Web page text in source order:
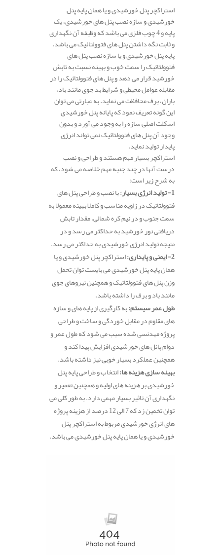
استراکچر پنل خورشیدی و یا همان پایه پنل
خورشیدی و سازه نصب پنل های خورشیدی، یک
پایه و 4 چوب فلزی می باشد که وظیفه آن نگهداری
و ثابت نگه داشتن پنل‌ های فتوولتائیک می باشد.
پایه پنل خورشیدی و یا سازه نصب پنل های
فتوولتائیک را سمت خوب و بهینه نسبت به تابش
خورشید قرار می دهد و پنل های فتوولتائیک را در
مقابله عوامل محیطی و شرایط بد جوی مانند باد،
باران، برف محافظت می نماید. به عبارتی می توان
این گونه تعریف نمود که پایانه پنل خورشیدی
اسکلت اصلی سازه را به وجود می آورد و بدون
وجود آن پنل های فتوولتائیک نمی تواند انرژی
پایدار تولید نماید.
استراکچر بسیار مهم هستند و طراحی و نصب
درست آنها در چند جنبه مهم خلاصه می شود، که
به شرح زیر است:
1- تولید انرژی بسیار:
با نصب و طراحی پنل های
فتوولتائیک در زاویه مناسب و کاملا بهینه معمولا به
سمت جنوب و در نیم کره شمالی، مقدار تابش
دریافتی نور خورشید به حداکثر می رسد و در
نتیجه تولید انرژی خورشیدی به حداکثر می رسد.
2- ایمنی و پایداری:
استراکچر پنل خورشیدی و یا
همان پایه پنل خورشیدی می بایست توان تحمل
وزن پنل های فتوولتائیک و همچنین نیروهای جوی
مانند باد و برف را داشته باشد.
طول عمر سیستم:به کارگیری از پایه های و سازه
های مقاوم در مقابل خوردگی و ساخت و طراحی
پروژه مهدنسی شده سبب می شود که طول عمر و
دوام پانل های خورشیدی افزایش پیدا کند و
همچنین عملکرد بسیار خوبی نیز داشته باشد.
بهینه سازی هزینه ها:انتخاب و طراحی پایه پنل
خورشیدی بر هزینه های اولیه و همچنین تعمیر و
نگهداری آن تاثیر بسیار مهمی دارد. به طور کلی می
توان تخمین زد که 7 الی 12 درصد از هزینه پروژه
های انرژی خورشیدی مربوط به استراکچر پنل
خورشیدی و یا همان پایه پنل خورشیدی می باشد.